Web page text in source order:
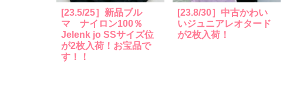
[23.5/25］新品ブル
マ ナイロン100％
Jelenk jo SSサイズ位
が2枚入荷！お宝品で
す！！
[23.8/30］中古かわい
いジュニアレオタード
が2枚入荷！